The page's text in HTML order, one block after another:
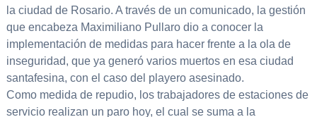
la ciudad de Rosario. A través de un comunicado, la gestión
que encabeza Maximiliano Pullaro dio a conocer la
implementación de medidas para hacer frente a la ola de
inseguridad, que ya generó varios muertos en esa ciudad
santafesina, con el caso del playero asesinado.
Como medida de repudio, los trabajadores de estaciones de
servicio realizan un paro hoy, el cual se suma a la